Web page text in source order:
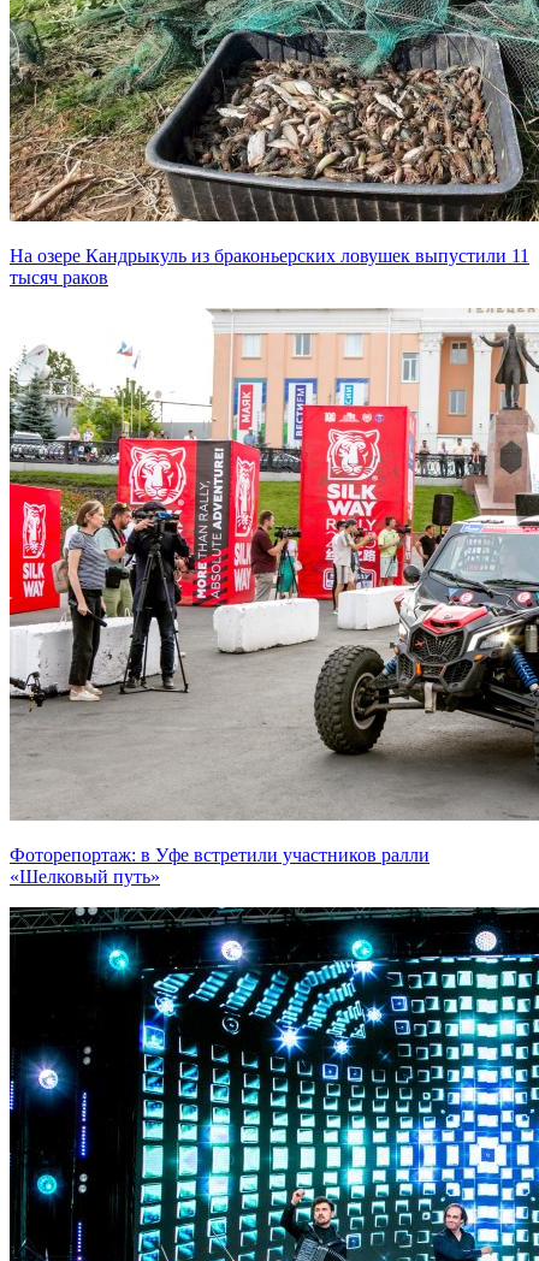
На озере Кандрыкуль из браконьерских ловушек выпустили 11
тысяч раков
Фоторепортаж: в Уфе встретили участников ралли
«Шелковый путь»